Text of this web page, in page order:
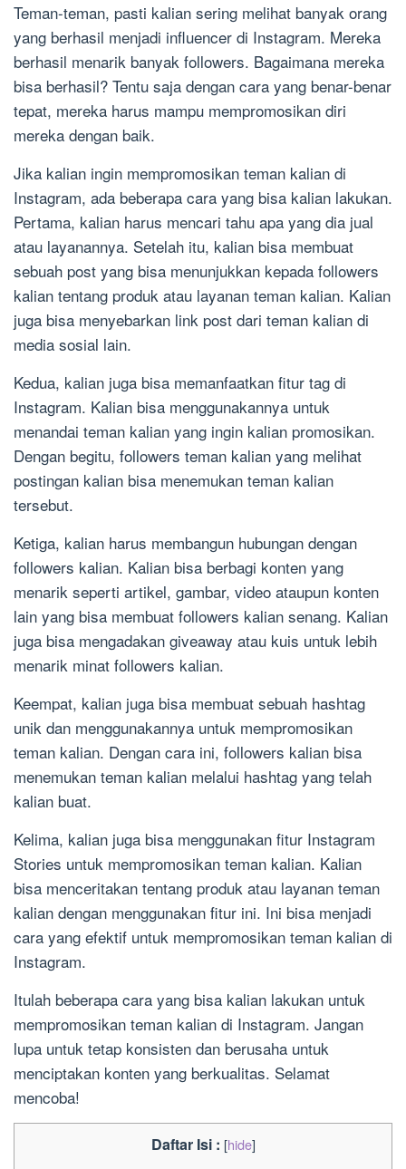
Teman-teman, pasti kalian sering melihat banyak orang
yang berhasil menjadi influencer di Instagram. Mereka
berhasil menarik banyak followers. Bagaimana mereka
bisa berhasil? Tentu saja dengan cara yang benar-benar
tepat, mereka harus mampu mempromosikan diri
mereka dengan baik.
Jika kalian ingin mempromosikan teman kalian di
Instagram, ada beberapa cara yang bisa kalian lakukan.
Pertama, kalian harus mencari tahu apa yang dia jual
atau layanannya. Setelah itu, kalian bisa membuat
sebuah post yang bisa menunjukkan kepada followers
kalian tentang produk atau layanan teman kalian. Kalian
juga bisa menyebarkan link post dari teman kalian di
media sosial lain.
Kedua, kalian juga bisa memanfaatkan fitur tag di
Instagram. Kalian bisa menggunakannya untuk
menandai teman kalian yang ingin kalian promosikan.
Dengan begitu, followers teman kalian yang melihat
postingan kalian bisa menemukan teman kalian
tersebut.
Ketiga, kalian harus membangun hubungan dengan
followers kalian. Kalian bisa berbagi konten yang
menarik seperti artikel, gambar, video ataupun konten
lain yang bisa membuat followers kalian senang. Kalian
juga bisa mengadakan giveaway atau kuis untuk lebih
menarik minat followers kalian.
Keempat, kalian juga bisa membuat sebuah hashtag
unik dan menggunakannya untuk mempromosikan
teman kalian. Dengan cara ini, followers kalian bisa
menemukan teman kalian melalui hashtag yang telah
kalian buat.
Kelima, kalian juga bisa menggunakan fitur Instagram
Stories untuk mempromosikan teman kalian. Kalian
bisa menceritakan tentang produk atau layanan teman
kalian dengan menggunakan fitur ini. Ini bisa menjadi
cara yang efektif untuk mempromosikan teman kalian di
Instagram.
Itulah beberapa cara yang bisa kalian lakukan untuk
mempromosikan teman kalian di Instagram. Jangan
lupa untuk tetap konsisten dan berusaha untuk
menciptakan konten yang berkualitas. Selamat
mencoba!
Daftar Isi : [hide]